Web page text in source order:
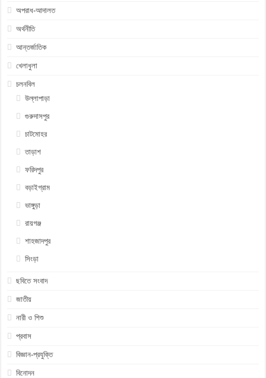
অপরাধ-আদালত
অর্থনীতি
আন্তর্জাতিক
খেলাধুলা
চলনবিল
উল্লাপাড়া
গুরুদাসপুর
চাটমোহর
তাড়াশ
ফরিদপুর
বড়াইগ্রাম
ভাঙ্গুড়া
রায়গঞ্জ
শাহজাদপুর
সিংড়া
ছবিতে সংবাদ
জাতীয়
নারী ও শিশু
প্রবাস
বিজ্ঞান-প্রযুক্তি
বিনোদন